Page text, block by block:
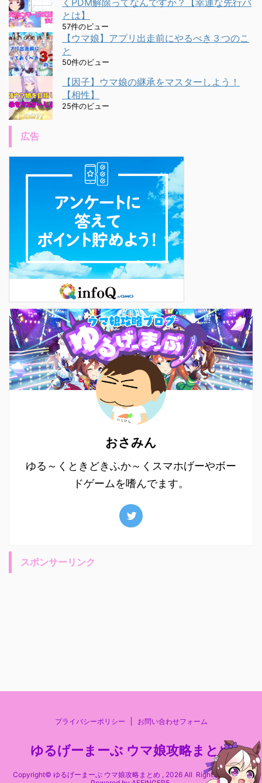
くPDM解除ってなんですか？【幸運な先行バ
とは】
57件のビュー
【ウマ娘】アプリ出走前にやるべき３つのこ
と
50件のビュー
【因子】ウマ娘の継承をマスターしよう！
【相性】
25件のビュー
広告
おさみん
ゆる～くときどきふか～くスマホげーやボー
ドゲームを嗜んでます。
スポンサーリンク
プライバシーポリシー お問い合わせフォーム
ゆるげーまーぶ ウマ娘攻略まとめ
Copyright© ゆるげーまーぶ ウマ娘攻略まとめ , 2026 All Rights Reserved